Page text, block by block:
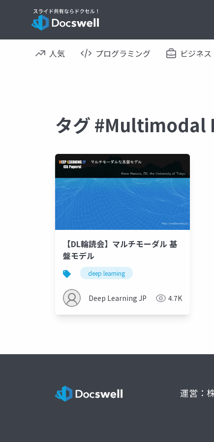
人気 プログラミング ビジネス
タグ #Multimodal
【DL輪読会】マルチモーダル 基
盤モデル
deep learning
Deep Learning JP 4.7K
運営：